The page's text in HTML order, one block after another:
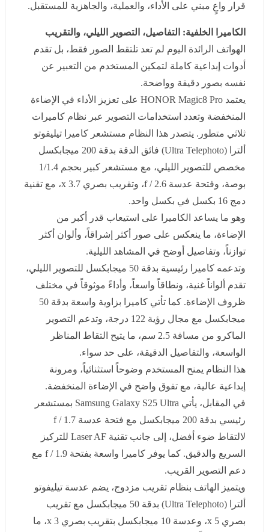
الكاميرا الخلفية: التفاصيل، التصوير الليلي، والتقريب
الهواتف الرائدة اليوم لم تعد تلتقط الصور فقط، بل تقدم
أدوات إبداعية كاملة لتمكين المستخدم من التعبير عن نفسه
بصور دقيقة وواضحة.
يعتمدHONOR Magic8 Proعلى تعزيز الأداء في الإضاءة
المنخفضة وتعدد استخدامات التصوير عبر نظام كاميرات
ثلاثي متطور. يتصدر هذا النظام مستشعر كاميرا تيليفوتو ألترا
فائق الدقة بدقة 200 ميجابكسل مخصص
للتصوير الليلي، مع مستشعر كبير بحجم 1/1.4 بوصة، وفتحة
عدسةf / 2.6، وتقريب بصري 3.7 x
، مع تقنية دمج 16 بكسل
في بكسل واحد .
وهو ما يساعد الكاميرا على استيعاب قدر أكبر من الإضاءة،
ما ينعكس على صور أكثر إشراقاً، وألوان أكثر توازناً،
وتفاصيل أوضح في المشاهد الليلية
وتدعمه كاميرا رئيسية بدقة 50 ميجابكسل للتصوير الليلي،
تقدم ألواناً غنية، ونطاقاً واسعاً، وأداءً موثوقاً في مختلف
ظروف الإضاءة. كما تأتي كاميرا بزاوية واسعة بدقة 50
ميجابكسل مع مجال رؤية 122 درجة، وتدعم التصوير الماكرو
من مسافة 2.5 سم، ما يتيح التقاط المناظر الواسعة،
والتفاصيل الدقيقة، على حد سواء.
هذا النظام يمنح المستخدم وضوحاً استثنائياً، ومرونة إبداعية
عالية، مع تفوق واضح في الإضاءة المنخفضة.
في المقابل، يأتيSamsung Galaxy S25 Ultraبمستشعر
رئيسي بدقة 200 ميجابكسل مع فتحة عدسة
f / 1.7لالتقاط
ضوء أفضل، إلى جانب تقنية Laser AFللتركيز السريع
والدقيق. كما يوفر كاميرا واسعة بفتحةf / 1.9مع دعم
التصوير القريب.
ويتميز الهاتف بنظام تقريب مزدوج، يضم عدسة تيليفوتو ألترا
بدقة 50 ميجابكسل مع تقريب بصري 5
وعدسة 10 ميجابكسل بتقريب بصري 3
x، ما يضمن صوراً
دقيقة وواضحة عند تصوير الأجسام البعيدة دون فقدان